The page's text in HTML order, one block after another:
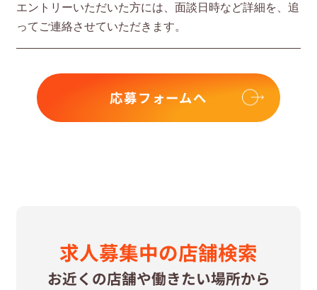
エントリーいただいた⽅には、⾯談⽇時など詳細を、追
ってご連絡させていただきます。
応募フォームへ
求⼈募集中の店舗検索
お近くの店舗や働きたい場所から